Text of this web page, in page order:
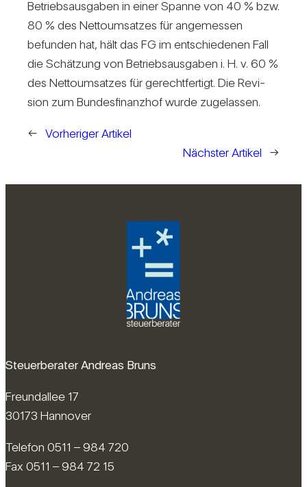
Betriebs­aus­gaben in einer Spanne von 40 % bzw.
80 % des Net­to­um­satzes für ange­messen
befunden hat, hält das FG im ent­schie­denen Fall
die Schät­zung von Betriebs­aus­gaben i. H. v. 60 %
des Net­to­um­satzes für gerecht­fer­tigt. Die Revi­
sion zum Bun­des­fi­nanzhof wurde zuge­lassen.
← Vorheriger Artikel
Nächster Artikel
→
Steuerberater Andreas Bruns
Freundallee 17
30173 Hannover
Telefon 0511 – 984 720
Fax 0511 – 984 72 15